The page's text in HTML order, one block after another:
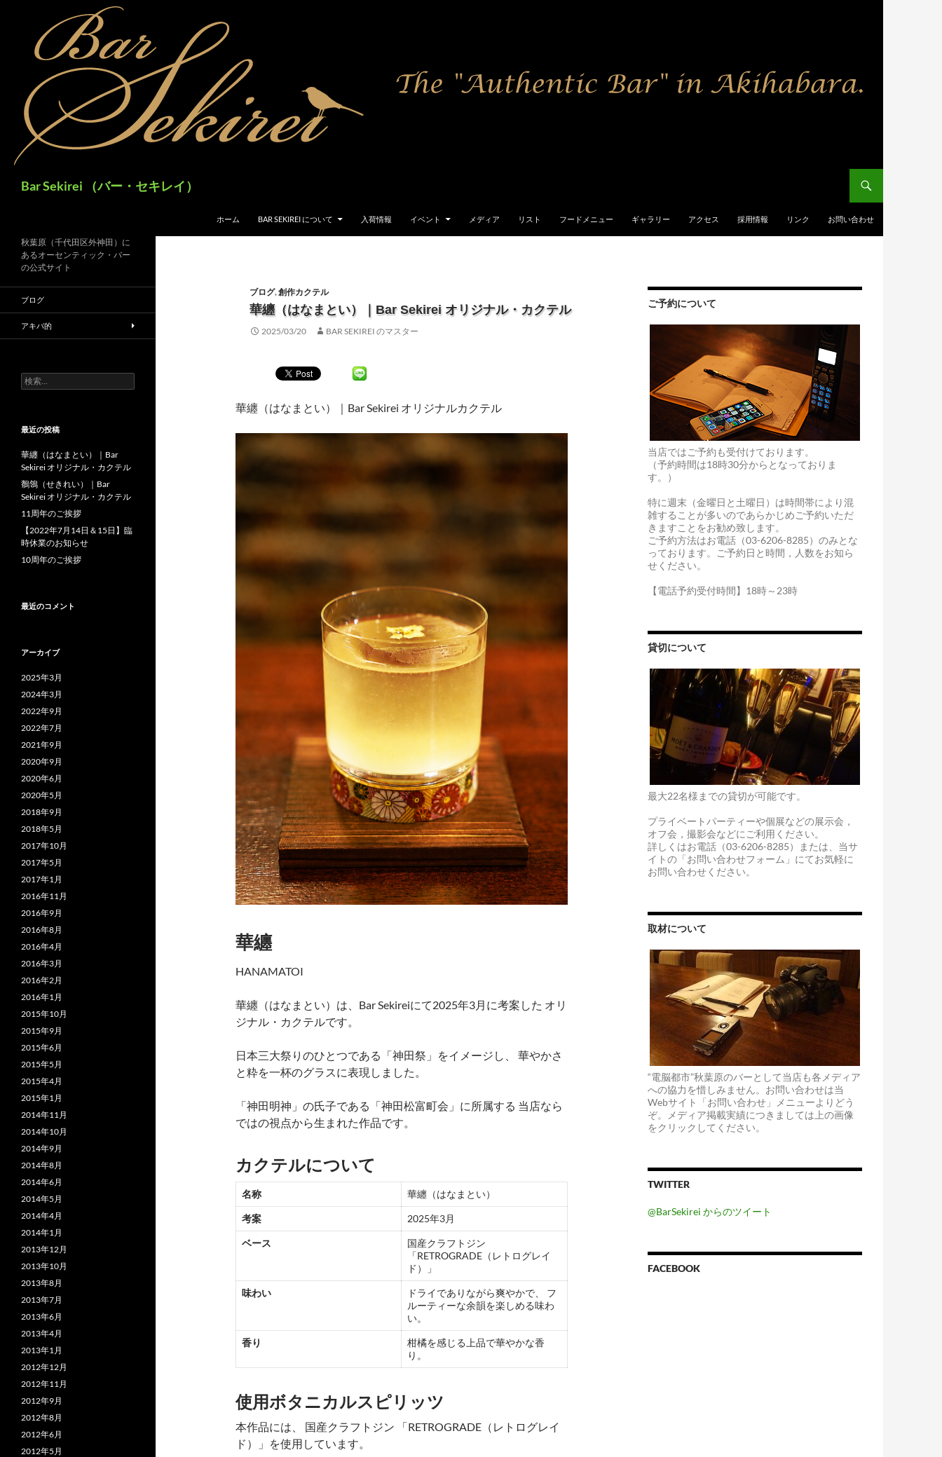
Bar Sekirei （バー・セキレイ）
ホーム
BAR SEKIREI について 入荷情報 イベント メディア リスト フードメニュー ギャラリー アクセス 採用情報 リンク お問い合わせ
ブログ,創作カクテル
華纏（はなまとい）｜Bar Sekirei オリジナル・カクテル
2025/03/20 BAR SEKIREI のマスター
華纏（はなまとい）｜Bar Sekirei オリジナルカクテル
華纏
HANAMATOI
華纏（はなまとい）は、Bar Sekireiにて2025年3月に考案した オリ
ジナル・カクテルです。
日本三大祭りのひとつである「神田祭」をイメージし、 華やかさ
と粋を一杯のグラスに表現しました。
「神田明神」の氏子である「神田松富町会」に所属する 当店なら
ではの視点から生まれた作品です。
カクテルについて
名称 華纏（はなまとい）
考案 2025年3月
ベース
国産クラフトジン
「RETROGRADE（レトログレイ
ド）」
味わい
ドライでありながら爽やかで、 フ
ルーティーな余韻を楽しめる味わ
い。
香り
柑橘を感じる上品で華やかな香
り。
使用ボタニカルスピリッツ
本作品には、 国産クラフトジン 「RETROGRADE（レトログレイ
ド）」を使用しています。
ご予約について
当店ではご予約も受付けております。
（予約時間は18時30分からとなっておりま
す。）
特に週末（金曜日と土曜日）は時間帯により混
雑することが多いのであらかじめご予約いただ
きますことをお勧め致します。
ご予約方法はお電話（03-6206-8285）のみとな
っております。ご予約日と時間，人数をお知ら
せください。
【電話予約受付時間】18時～23時
貸切について
最大22名様までの貸切が可能です。
プライベートパーティーや個展などの展示会，
オフ会，撮影会などにご利用ください。
詳しくはお電話（03-6206-8285）または、当サ
イトの「お問い合わせフォーム」にてお気軽に
お問い合わせください。
取材について
“電脳都市”秋葉原のバーとして当店も各メディア
への協力を惜しみません。お問い合わせは当
Webサイト「お問い合わせ」メニューよりどう
ぞ。メディア掲載実績につきましては上の画像
をクリックしてください。
TWITTER
@BarSekirei からのツイート
FACEBOOK
秋葉原（千代田区外神田）に
あるオーセンティック・バー
の公式サイト
ブログ
アキバ的
検
索:
最近の投稿
華纏（はなまとい）｜Bar
Sekirei オリジナル・カクテル
鶺鴒（せきれい）｜Bar
Sekirei オリジナル・カクテル
11周年のご挨拶
【2022年7月14日＆15日】臨
時休業のお知らせ
10周年のご挨拶
最近のコメント
アーカイブ
2025年3月
2024年3月
2022年9月
2022年7月
2021年9月
2020年9月
2020年6月
2020年5月
2018年9月
2018年5月
2017年10月
2017年5月
2017年1月
2016年11月
2016年9月
2016年8月
2016年4月
2016年3月
2016年2月
2016年1月
2015年10月
2015年9月
2015年6月
2015年5月
2015年4月
2015年1月
2014年11月
2014年10月
2014年9月
2014年8月
2014年6月
2014年5月
2014年4月
2014年1月
2013年12月
2013年10月
2013年8月
2013年7月
2013年6月
2013年4月
2013年1月
2012年12月
2012年11月
2012年9月
2012年8月
2012年6月
2012年5月